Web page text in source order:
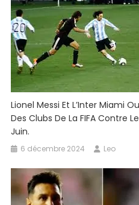
Lionel Messi Et L’Inter Miami
Des Clubs De La FIFA Contre
Juin.
6 décembre 2024 Leo